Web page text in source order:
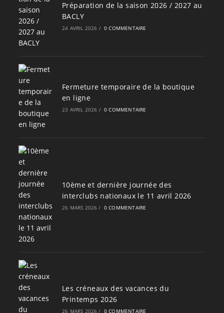
Préparation de la saison 2026 / 2027 au
BACLY
24 AVRIL 2026 / 0 COMMENTAIRE
Fermeture temporaire de la boutique
en ligne
23 AVRIL 2026 / 0 COMMENTAIRE
10ème et dernière journée des
interclubs nationaux le 11 avril 2026
26 MARS 2026 / 0 COMMENTAIRE
Les créneaux des vacances du
Printemps 2026
26 MARS 2026 / 0 COMMENTAIRE